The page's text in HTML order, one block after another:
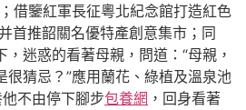
借鑒紅軍長征粵北紀念館打造紅色
首推韶關名優特產創意集市；同
，迷惑的看著母親，問道：“母親，
很猜忌？”應用蘭花、綠植及溫泉池
他不由停下腳步包養網 ，回身看著